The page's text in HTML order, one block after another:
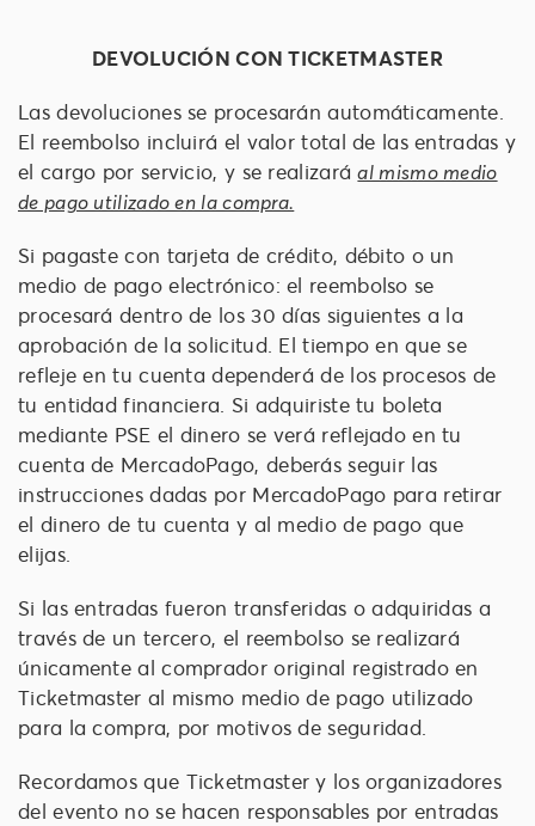
DEVOLUCIÓN CON TICKETMASTER
Las devoluciones se procesarán automáticamente.
El reembolso incluirá el valor total de las entradas y
el cargo por servicio, y se realizaráal mismo medio
de pago utilizado en la compra.
Si pagaste con tarjeta de crédito, débito o un
medio de pago electrónico: el reembolso se
procesará dentro de los 30 días siguientes a la
aprobación de la solicitud. El tiempo en que se
refleje en tu cuenta dependerá de los procesos de
tu entidad financiera. Si adquiriste tu boleta
mediante PSE el dinero se verá reflejado en tu
cuenta de MercadoPago, deberás seguir las
instrucciones dadas por MercadoPago para retirar
el dinero de tu cuenta y al medio de pago que
elijas.
Si las entradas fueron transferidas o adquiridas a
través de un tercero, el reembolso se realizará
únicamente al comprador original registrado en
Ticketmaster al mismo medio de pago utilizado
para la compra, por motivos de seguridad.
Recordamos que Ticketmaster y los organizadores
del evento no se hacen responsables por entradas